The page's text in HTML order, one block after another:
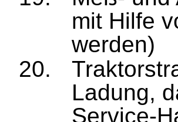
mit Hilfe
werden)
Ladung,
Service-